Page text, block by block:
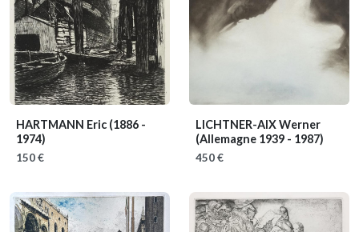
HARTMANN Eric (1886 -
1974)
150 €
LICHTNER-AIX Werner
(Allemagne 1939 - 1987)
450 €